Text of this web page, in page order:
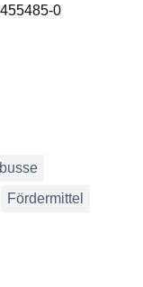
0
Fördermittel